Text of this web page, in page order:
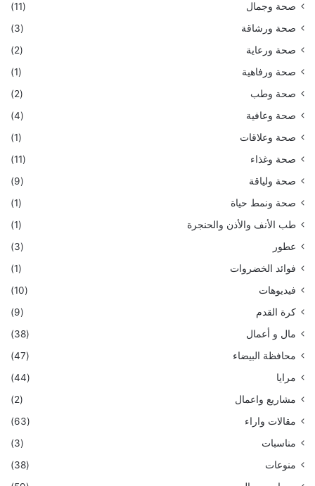
صحة وجمال
(11)
صحة ورشاقة
(3)
صحة ورعاية
(2)
صحة ورفاهية
(1)
صحة وطب
(2)
صحة وعافية
(4)
صحة وعلاقات
(1)
صحة وغذاء
(11)
صحة ولياقة
(9)
صحة ونمط حياة
(1)
طب الأنف والأذن والحنجرة
(1)
عطور
(3)
فوائد الخضروات
(1)
فيديوهات
(10)
كرة القدم
(9)
مال و أعمال
(38)
محافظة البيضاء
(47)
مرايا
(44)
مشاريع واعمال
(2)
مقالات واراء
(63)
مناسبات
(3)
منوعات
(38)